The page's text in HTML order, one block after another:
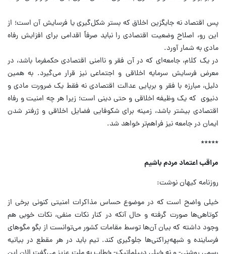
پس اقتصاد نه جایگزین اخلاق که بستر شکل‌گیری یا فرسایش آن است؛ از
این رو، اصلاح وضعیت اقتصادی را نباید صرفاً اقدامی برای افزایش رفاه
مادی به شمار آورد.
در یک کلام، جامعه‌ای که در آن فقر و ناامنی اقتصادی حکمفرما باشد، در
معرض فرسایش سرمایه اخلاقی و اجتماعی نیز قرار می‌گیرد. به همین
دلیل، مبارزه با فقر و برپایی عدالت اقتصادی نه فقط یک ضرورت مادی و
دنیوی که یک وظیفه اخلاقی و حتی دینی است؛ زیرا هر چه امنیت و رفاه
اقتصادی بیشتر باشد، زمینه برای شکوفایی فضایل اخلاقی و ژرفتر شدن
ایمان در جامعه نیز فراهم‌تر خواهد شد.
*****
مراقب اعتماد مردم باشیم
روزنامه کیهان نوشت:
خیلی واضح است که در موضوع حساس مذاکرات امنیتی کنونی برخی از
کوتاهی‌ها صورت گرفته و حال آنکه در کنار نکات منفی‌، نکات خوبی هم
وجود داشته که بیان آن‌ها توسط مقامات کشور می‌توانست از بگو مگوهای
فرساینده و شبهه‌پراکنی‌ها جلوگیری کند. تیم باید در هر مقطع در بیانیه